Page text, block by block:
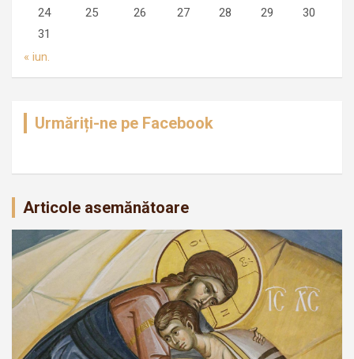
24
25 26 27 28 29
30
31
« iun.
Urmăriți-ne pe Facebook
Articole asemănătoare